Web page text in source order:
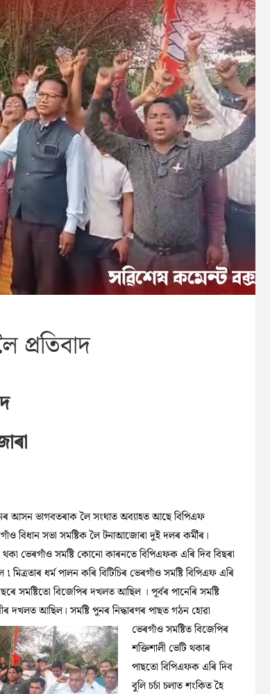
প্ৰতিবাদ
আসন ভাগবতৰাক লৈ সংঘাত অব্যাহত আছে বিপিএফ
বিধান সভা সমষ্টিক লৈ টনাআজোৰা দুই দলৰ কৰ্মীৰ।
ভেৰগাঁও সমষ্টি কোনো কাৰনতে বিপিএফক এৰি দিব বিছৰা
মিত্ৰতাৰ ধৰ্ম পালন কৰি বিটিচিৰ ভেৰগাঁও সমষ্টি বিপিএফ এৰি
সমষ্টিতো বিজেপিৰ দখলত আছিল । পূৰ্বৰ পানেৰি সমষ্টি
দখলত আছিল। সমষ্টি পুনৰ নিদ্ধাৰণৰপাছত গঠন হোৱা
ভেৰগাঁও সমষ্টিত বিজেপিৰ
শক্তিশালী ভেটি থকাৰ
পাছতো বিপিএফক এৰি দিব
বুলি চৰ্চা চলাত শংকিত হৈ